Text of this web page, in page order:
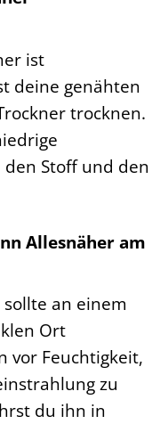
ist
deine genähten
trocknen.
Stoff und den
Allesnäher am
an einem
Ort
vor Feuchtigkeit,
zu
du ihn in